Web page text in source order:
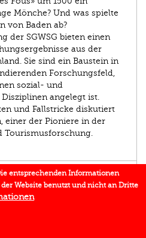
Mönche? Und was spielte
von Baden ab?
der SGWSG bieten einen
aus der
Sie sind ein Baustein in
Forschungsfeld,
sozial- und
angelegt ist.
und Fallstricke diskutiert
einer der Pioniere in der
Tourismusforschung.
entsprechenden Informationen
Website benutzt und nicht an Dritte